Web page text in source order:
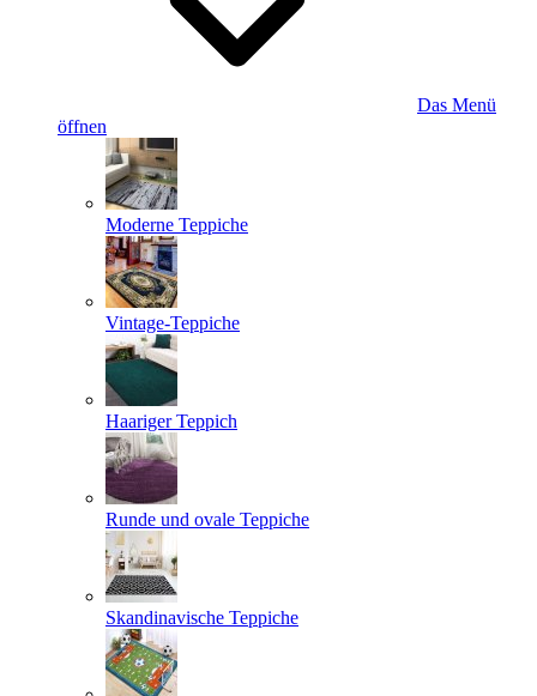
Das Menü
öffnen
Moderne Teppiche
Vintage-Teppiche
Haariger Teppich
Runde und ovale Teppiche
Skandinavische Teppiche